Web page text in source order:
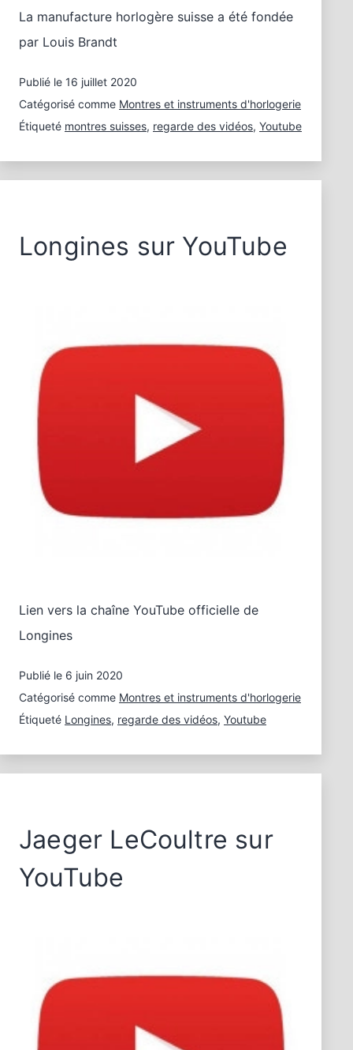
La manufacture horlogère suisse a été fondée
par Louis Brandt
Publié le 16 juillet 2020
Catégorisé comme Montres et instruments d'horlogerie
Étiqueté montres suisses, regarde des vidéos, Youtube
Longines sur YouTube
Lien vers la chaîne YouTube officielle de
Longines
Publié le 6 juin 2020
Catégorisé comme Montres et instruments d'horlogerie
Étiqueté Longines, regarde des vidéos, Youtube
Jaeger LeCoultre sur
YouTube